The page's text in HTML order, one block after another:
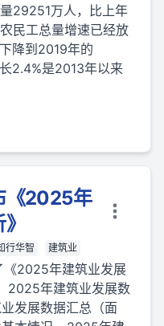
29251万人，比上年
民工总量增速已经放
降到2019年的
2.4%是2013年以来
《2025年
行华智 建筑业
《2025年建筑业发展
2025年建筑业发展数
发展数据汇总（面